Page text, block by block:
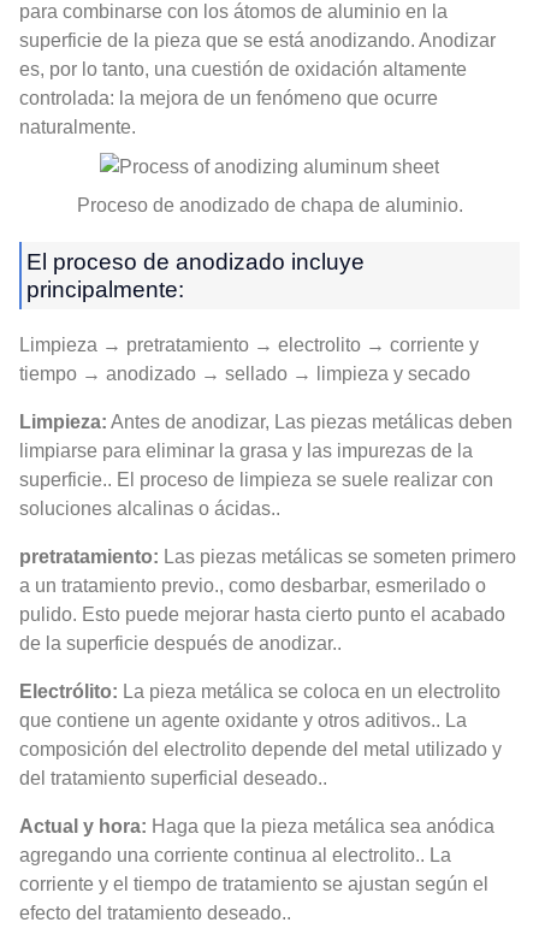
para combinarse con los átomos de aluminio en la
superficie de la pieza que se está anodizando. Anodizar
es, por lo tanto, una cuestión de oxidación altamente
controlada: la mejora de un fenómeno que ocurre
naturalmente.
Proceso de anodizado de chapa de aluminio.
El proceso de anodizado incluye
principalmente:
Limpieza → pretratamiento → electrolito → corriente y
tiempo → anodizado → sellado → limpieza y secado
Limpieza: Antes de anodizar, Las piezas metálicas deben
limpiarse para eliminar la grasa y las impurezas de la
superficie.. El proceso de limpieza se suele realizar con
soluciones alcalinas o ácidas..
pretratamiento: Las piezas metálicas se someten primero
a un tratamiento previo., como desbarbar, esmerilado o
pulido. Esto puede mejorar hasta cierto punto el acabado
de la superficie después de anodizar..
Electrólito: La pieza metálica se coloca en un electrolito
que contiene un agente oxidante y otros aditivos.. La
composición del electrolito depende del metal utilizado y
del tratamiento superficial deseado..
Actual y hora: Haga que la pieza metálica sea anódica
agregando una corriente continua al electrolito.. La
corriente y el tiempo de tratamiento se ajustan según el
efecto del tratamiento deseado..